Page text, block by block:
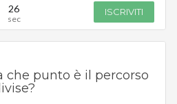
25 ISCRIVITI
che punto è il percorso